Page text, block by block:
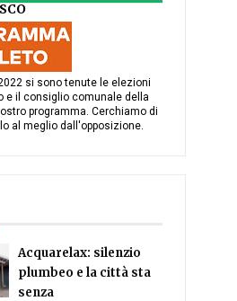
2022 si sono tenute le elezioni
e il consiglio comunale della
programma. Cerchiamo di
al meglio dall'opposizione.
Acquarelax: silenzio
plumbeo e la città sta
senza